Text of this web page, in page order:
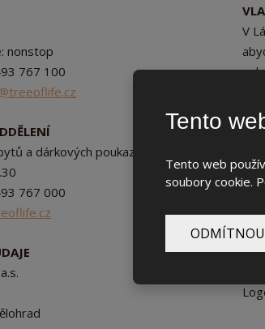
nonstop
767 100
a dárkových poukazů
767 000
V
Tento
Tento web
soubory cookie.